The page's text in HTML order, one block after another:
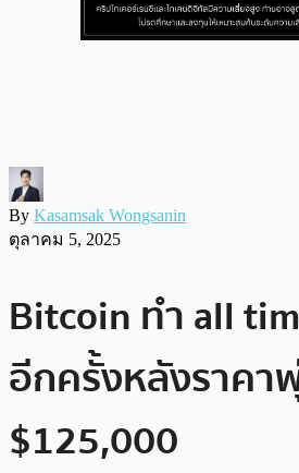
By Kasamsak Wongsanin
ตุลาคม 5, 2025
Bitcoin ทำ all
อีกครั้งหลังราคา
$125,000